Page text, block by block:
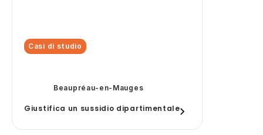
Casi di studio
Beaupréau-en-Mauges
Giustifica un sussidio dipartimentale